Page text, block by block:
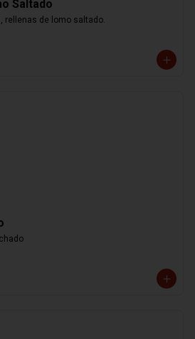
Saltado
rellenas de lomo saltado.